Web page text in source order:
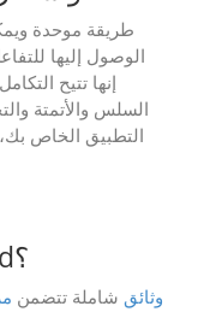
الوصول إليها
السلس والأتمتة
التطبيق الخاص
GroupDocs.Parser Cloud؟
وثائق شاملة تتضمن